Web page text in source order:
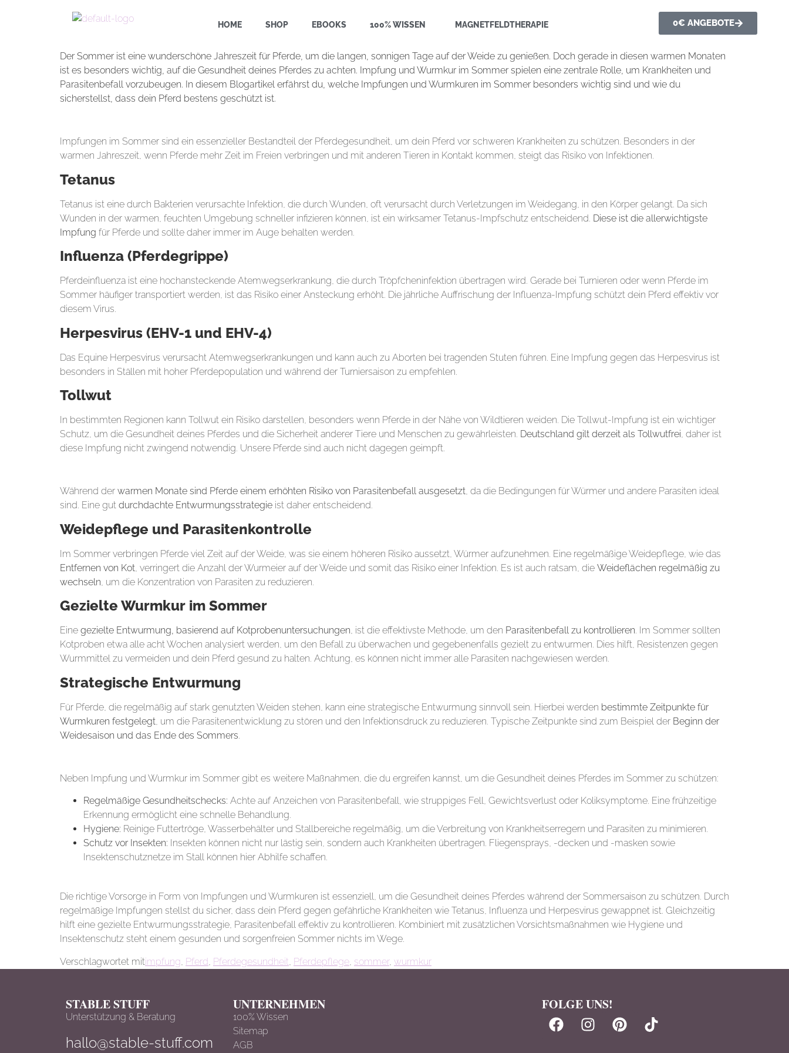
HOME SHOP EBOOKS 100% WISSEN MAGNETFELDTHERAPIE 0€ ANGEBOTE
Der Sommer ist eine wunderschöne Jahreszeit für Pferde, um die langen, sonnigen Tage auf der Weide zu genießen. Doch gerade in diesen warmen Monaten
ist es besonders wichtig, auf die Gesundheit deines Pferdes zu achten. Impfung und Wurmkur im Sommer spielen eine zentrale Rolle, um Krankheiten und
Parasitenbefall vorzubeugen. In diesem Blogartikel erfährst du, welche Impfungen und Wurmkuren im Sommer besonders wichtig sind und wie du
sicherstellst, dass dein Pferd bestens geschützt ist.
Impfungen im Sommer sind ein essenzieller Bestandteil der Pferdegesundheit, um dein Pferd vor schweren Krankheiten zu schützen. Besonders in der
warmen Jahreszeit, wenn Pferde mehr Zeit im Freien verbringen und mit anderen Tieren in Kontakt kommen, steigt das Risiko von Infektionen.
Tetanus
Tetanus ist eine durch Bakterien verursachte Infektion, die durch Wunden, oft verursacht durch Verletzungen im Weidegang, in den Körper gelangt. Da sich
Wunden in der warmen, feuchten Umgebung schneller infizieren können, ist ein wirksamer Tetanus-Impfschutz entscheidend. Diese ist die allerwichtigste
Impfung für Pferde und sollte daher immer im Auge behalten werden.
Influenza (Pferdegrippe)
Pferdeinfluenza ist eine hochansteckende Atemwegserkrankung, die durch Tröpfcheninfektion übertragen wird. Gerade bei Turnieren oder wenn Pferde im
Sommer häufiger transportiert werden, ist das Risiko einer Ansteckung erhöht. Die jährliche Auffrischung der Influenza-Impfung schützt dein Pferd effektiv vor
diesem Virus.
Herpesvirus (EHV-1 und EHV-4)
Das Equine Herpesvirus verursacht Atemwegserkrankungen und kann auch zu Aborten bei tragenden Stuten führen. Eine Impfung gegen das Herpesvirus ist
besonders in Ställen mit hoher Pferdepopulation und während der Turniersaison zu empfehlen.
Tollwut
In bestimmten Regionen kann Tollwut ein Risiko darstellen, besonders wenn Pferde in der Nähe von Wildtieren weiden. Die Tollwut-Impfung ist ein wichtiger
Schutz, um die Gesundheit deines Pferdes und die Sicherheit anderer Tiere und Menschen zu gewährleisten. Deutschland gilt derzeit als Tollwutfrei, daher ist
diese Impfung nicht zwingend notwendig. Unsere Pferde sind auch nicht dagegen geimpft.
Während der warmen Monate sind Pferde einem erhöhten Risiko von Parasitenbefall ausgesetzt, da die Bedingungen für Würmer und andere Parasiten ideal
sind. Eine gut durchdachte Entwurmungsstrategie ist daher entscheidend.
Weidepflege und Parasitenkontrolle
Im Sommer verbringen Pferde viel Zeit auf der Weide, was sie einem höheren Risiko aussetzt, Würmer aufzunehmen. Eine regelmäßige Weidepflege, wie das
Entfernen von Kot , verringert die Anzahl der Wurmeier auf der Weide und somit das Risiko einer Infektion. Es ist auch ratsam, die Weideflächen regelmäßig zu
wechseln , um die Konzentration von Parasiten zu reduzieren.
Gezielte Wurmkur im Sommer
Eine gezielte Entwurmung, basierend auf Kotprobenuntersuchungen, ist die effektivste Methode, um den Parasitenbefall zu kontrollieren. Im Sommer sollten
Kotproben etwa alle acht Wochen analysiert werden, um den Befall zu überwachen und gegebenenfalls gezielt zu entwurmen. Dies hilft, Resistenzen gegen
Wurmmittel zu vermeiden und dein Pferd gesund zu halten. Achtung, es können nicht immer alle Parasiten nachgewiesen werden.
Strategische Entwurmung
Für Pferde, die regelmäßig auf stark genutzten Weiden stehen, kann eine strategische Entwurmung sinnvoll sein. Hierbei werden bestimmte Zeitpunkte für
Wurmkuren festgelegt , um die Parasitenentwicklung zu stören und den Infektionsdruck zu reduzieren. Typische Zeitpunkte sind zum Beispiel der Beginn der
Weidesaison und das Ende des Sommers
Neben Impfung und Wurmkur im Sommer gibt es weitere Maßnahmen, die du ergreifen kannst, um die Gesundheit deines Pferdes im Sommer zu schützen:
Regelmäßige Gesundheitschecks: Achte auf Anzeichen von Parasitenbefall, wie struppiges Fell, Gewichtsverlust oder Koliksymptome. Eine frühzeitige
Erkennung ermöglicht eine schnelle Behandlung.
Hygiene: Reinige Futtertröge, Wasserbehälter und Stallbereiche regelmäßig, um die Verbreitung von Krankheitserregern und Parasiten zu minimieren.
Schutz vor Insekten: Insekten können nicht nur lästig sein, sondern auch Krankheiten übertragen. Fliegensprays, -decken und -masken sowie
Insektenschutznetze im Stall können hier Abhilfe schaffen.
Die richtige Vorsorge in Form von Impfungen und Wurmkuren ist essenziell, um die Gesundheit deines Pferdes während der Sommersaison zu schützen. Durch
regelmäßige Impfungen stellst du sicher, dass dein Pferd gegen gefährliche Krankheiten wie Tetanus, Influenza und Herpesvirus gewappnet ist. Gleichzeitig
hilft eine gezielte Entwurmungsstrategie, Parasitenbefall effektiv zu kontrollieren. Kombiniert mit zusätzlichen Vorsichtsmaßnahmen wie Hygiene und
Insektenschutz steht einem gesunden und sorgenfreien Sommer nichts im Wege.
Verschlagwortet mitimpfung Pferd Pferdegesundheit Pferdepflege sommer, wurmkur
STABLE STUFF
Unterstützung & Beratung
hallo@stable-stuff.com
UNTERNEHMEN
100% Wissen
Sitemap
AGB
FOLGE UNS!